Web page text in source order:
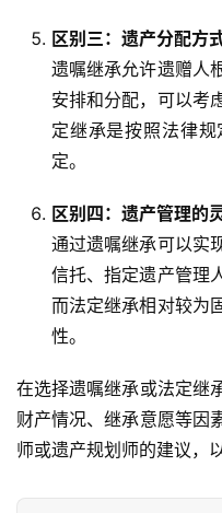
区别三：遗产分配方
遗嘱继承允许遗赠人
安排和分配，可以考
定继承是按照法律
定。
区别四：遗产管理的
通过遗嘱继承可以实
信托、指定遗产管理
而法定继承相对较为
性。
在选择遗嘱继承或法定继
财产情况、继承意愿等因
师或遗产规划师的建议，